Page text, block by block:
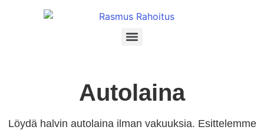
Autolaina
Löydä halvin autolaina ilman vakuuksia. Esittelemme